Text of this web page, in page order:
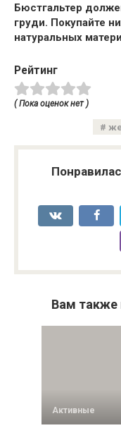
Бюстгальтер
груди. Покупайте
натуральных
Рейтинг
( Пока оценок нет )
Вам также
Активные